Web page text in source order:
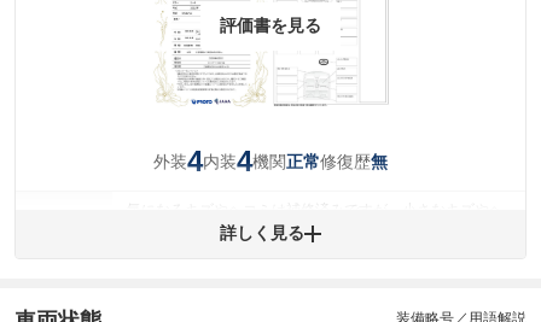
評価書を見る
外装4内装4機関正常修復歴無
コミが残っています。
(内装状態)
詳しく見る
装備略号／用語解説